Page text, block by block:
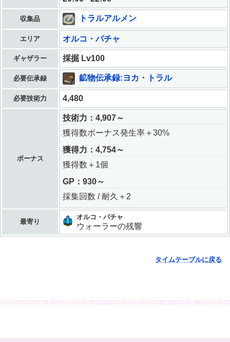
収集品 トラルアルメン
エリア オルコ・パチャ
ギャザラー 採掘 Lv100
必要伝承録 鉱物伝承録:ヨカ・トラル
必要技術力 4,480
ボーナス
技術力：4,907～
獲得数ボーナス発生率＋30%
獲得力：4,754～
獲得数＋1個
GP：930～
採集回数 / 耐久＋2
最寄り
オルコ・パチャ
ウォーラーの残響
タイムテーブルに戻る